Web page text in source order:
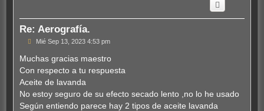
Re: Aerografía.
M
n
a
j
e
Mié Sep 13, 2023 4:53 pm
Muchas gracias maestro
Con respecto a tu respuesta
Aceite de lavanda
No estoy seguro de su efecto secado lento ,no lo he usado
Según entiendo parece hay 2 tipos de aceite lavanda